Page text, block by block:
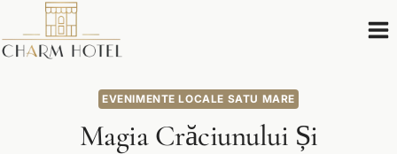
to
content
EVENIMENTE LOCALE SATU MARE
Magia Crăciunului Și